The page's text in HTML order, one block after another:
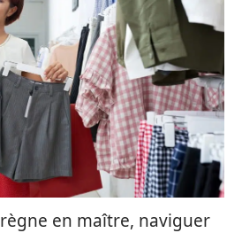
règne en maître, naviguer